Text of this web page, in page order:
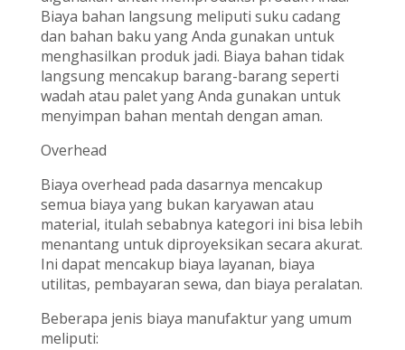
Biaya bahan langsung meliputi suku cadang
dan bahan baku yang Anda gunakan untuk
menghasilkan produk jadi. Biaya bahan tidak
langsung mencakup barang-barang seperti
wadah atau palet yang Anda gunakan untuk
menyimpan bahan mentah dengan aman.
Overhead
Biaya overhead pada dasarnya mencakup
semua biaya yang bukan karyawan atau
material, itulah sebabnya kategori ini bisa lebih
menantang untuk diproyeksikan secara akurat.
Ini dapat mencakup biaya layanan, biaya
utilitas, pembayaran sewa, dan biaya peralatan.
Beberapa jenis biaya manufaktur yang umum
meliputi: